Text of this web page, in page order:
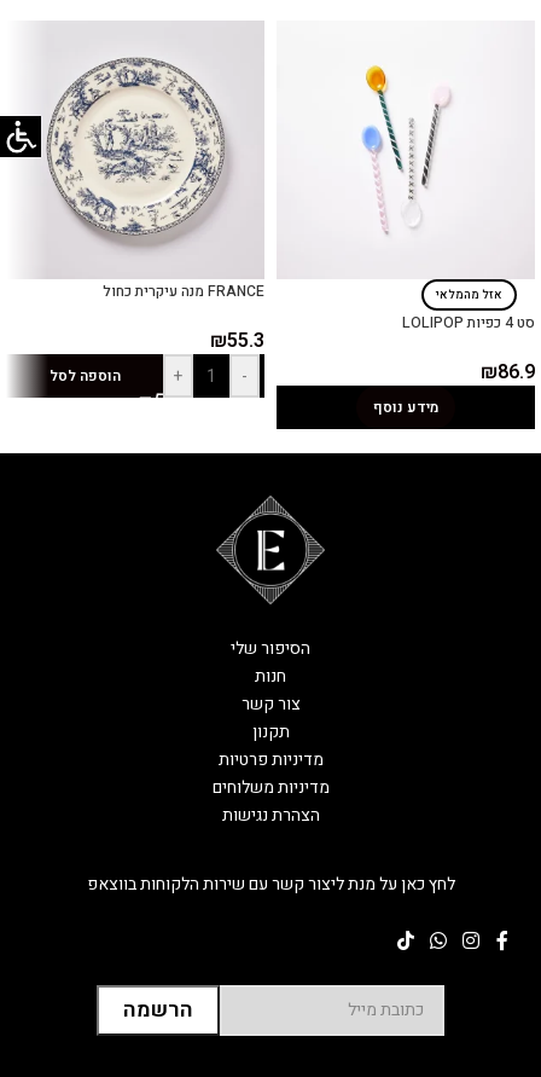
אזל מהמלאי
סט 4 כפיות LOLIPOP
₪86.9
מידע נוסף
FRANCE מנה עיקרית כחול
₪55.3
-
+ הוספה לסל
לחץ כאן על מנת ליצור קשר עם שירות הלקוחות בווצאפ
הסיפור שלי
חנות
צור קשר
תקנון
מדיניות פרטיות
מדיניות משלוחים
הצהרת נגישות